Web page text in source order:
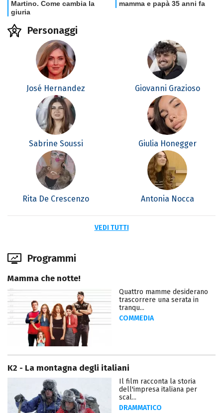
Personaggi
José Hernandez Giovanni Grazioso
Sabrine Soussi Giulia Honegger
Rita De Crescenzo Antonia Nocca
VEDI TUTTI
Programmi
Mamma che notte!
Quattro mamme desiderano
trascorrere una serata in
tranqu...
COMMEDIA
K2 - La montagna degli italiani
Il film racconta la storia
dell'impresa italiana per
scal...
DRAMMATICO